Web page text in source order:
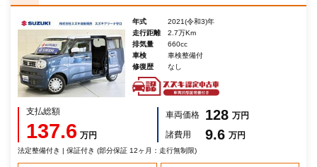
年式
2021(令和3)年
走行距離
2.7万Km
排気量
660cc
車検
車検整備付
修復歴
なし
支払総額
137.6 万円
車両価格 128 万円
諸費用
9.6 万円
法定整備付き | 保証付き (部分保証 12ヶ月：走行無制限)